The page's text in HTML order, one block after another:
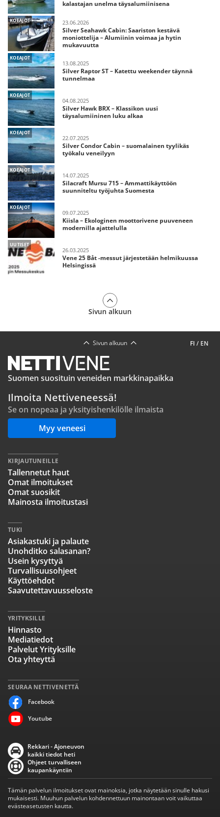
kalastajan unelma täysalumiinisena
KOEAJOT 23.06.2026
Silver Seahawk Cabin: Saariston kestävä
moniottelija – Alumiinin voimaa ja hytin
mukavuutta
KOEAJOT
13.08.2025
Silver Raptor ST – Katettu weekender täynnä
tunnelmaa
KOEAJOT
04.08.2025
Silver Hawk BRX – Klassikon uusi
täysalumiininen luku alkaa
KOEAJOT
22.07.2025
Silver Condor Cabin – suomalainen tyylikäs
työkalu veneilyyn
KOEAJOT
14.07.2025
Silacraft Mursu 715 – Ammattikäyttöön
suunniteltu työjuhta Suomesta
KOEAJOT
09.07.2025
Kiisla – Ekologinen moottorivene puuveneen
modernilla ajattelulla
UUTISET
26.03.2025
Vene 25 Båt -messut järjestetään helmikuussa
Helsingissä
Sivun alkuun
FI / EN
Sivun alkuun
Suomen suosituin veneiden markkinapaikka
Ilmoita Nettiveneessä!
Se on nopeaa ja yksityishenkilölle ilmaista
Myy veneesi
SEURAA NETTIVENETTÄ
Facebook
Youtube
KIRJAUTUNEILLE
Tallennetut haut
Omat ilmoitukset
Omat suosikit
Mainosta ilmoitustasi
TUKI
Asiakastuki ja palaute
Unohditko salasanan?
Usein kysyttyä
Turvallisuusohjeet
Käyttöehdot
Saavutettavuusseloste
YRITYKSILLE
Hinnasto
Mediatiedot
Palvelut Yrityksille
Ota yhteyttä
Rekkari - Ajoneuvon
kaikki tiedot heti
Ohjeet turvalliseen
kaupankäyntiin
Tämän palvelun ilmoitukset ovat mainoksia, jotka näytetään sinulle hakusi
mukaisesti. Muuhun palvelun kohdennettuun mainontaan voit vaikuttaa
evästeasetusten kautta.